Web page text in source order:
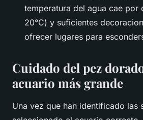
temperatura del agua cae por
20°C) y suficientes
ofrecer lugares para
Cuidado del pez
acuario más grande
Una vez que han identificado las